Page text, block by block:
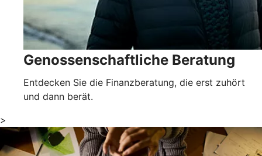
Genossenschaftliche Beratung
Entdecken Sie die Finanzberatung, die erst zuhört
und dann berät.
>